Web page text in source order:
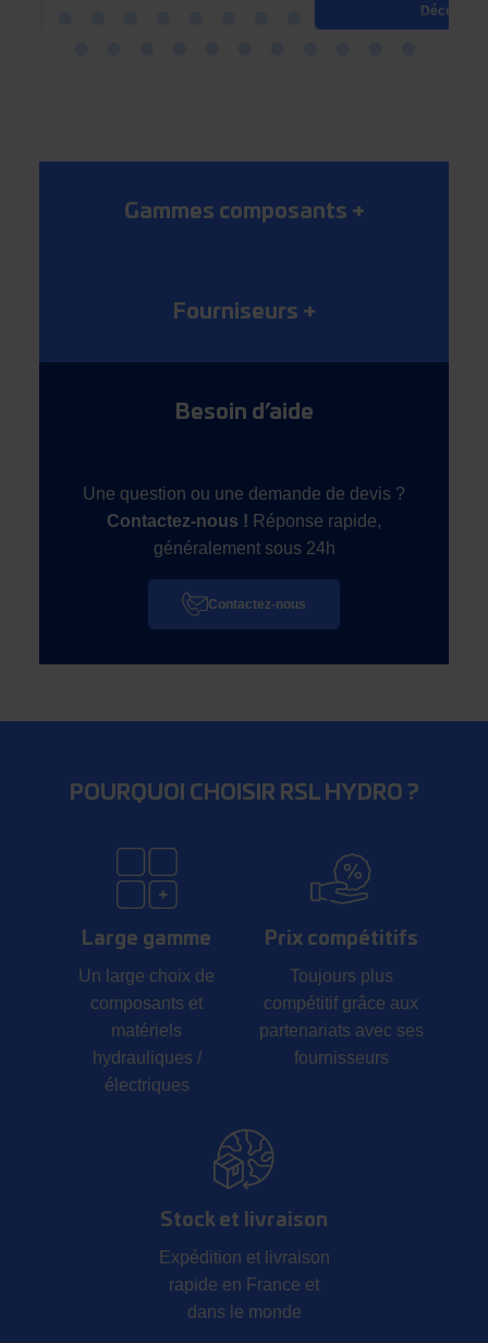
Découvrir
Gammes composants +
Fourniseurs +
Besoin d’aide
Une question ou une demande de devis ?
Contactez-nous ! Réponse rapide,
généralement sous 24h
Contactez-nous
POURQUOI CHOISIR RSL HYDRO ?
Large gamme
Un large choix de
composants et
matériels
hydrauliques /
électriques
Prix compétitifs
Toujours plus
compétitif grâce aux
partenariats avec ses
fournisseurs
Stock et livraison
Expédition et livraison
rapide en France et
dans le monde